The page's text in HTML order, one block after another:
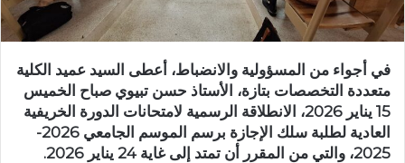
ك
ت
و
ن
ي
ا
في أجواء من المسؤولية والانضباط، أعطى السيد عميد الكلية
متعددة التخصصات بتازة، الأستاذ حسن تبيوي صباح الخميس
15 يناير 2026، الانطلاقة الرسمية لامتحانات الدورة الخريفية
العادية لطلبة سلك الإجازة برسم الموسم الجامعي 2026-
2025، والتي من المقرر أن تمتد إلى غاية 24 يناير 2026.